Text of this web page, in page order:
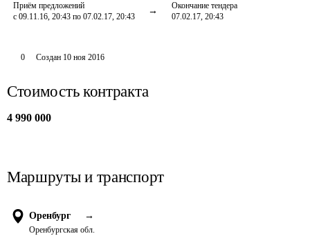
Приём предложений
с 09.11.16, 20:43 по 07.02.17, 20:43
Окончание тендера
07.02.17, 20:43
0 Создан 10 ноя 2016
Стоимость контракта
4 990 000
Маршруты и транспорт
Оренбург →
Оренбургская обл.